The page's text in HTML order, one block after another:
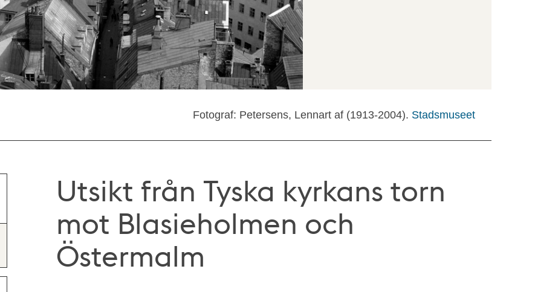
Fotograf: Petersens, Lennart af (1913-2004). Stadsmuseet
Utsikt från Tyska kyrkans torn
mot Blasieholmen och
Östermalm